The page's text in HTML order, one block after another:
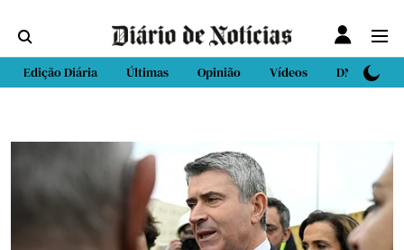
Edição Diária Últimas Opinião Vídeos DN Sport